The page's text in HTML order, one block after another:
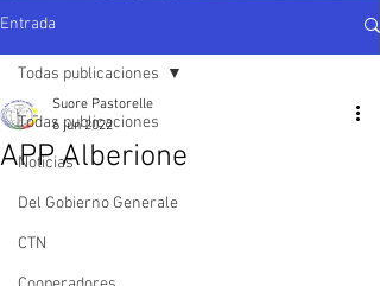
Entrada
Todas publicaciones
Noticias
Del Gobierno Generale
CTN
Todas publicaciones
APP Alberione
Suore Pastorelle
6 jun 2022